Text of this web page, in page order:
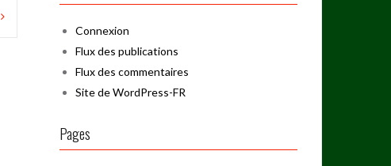
Connexion
Flux des publications
Flux des commentaires
Site de WordPress-FR
Pages